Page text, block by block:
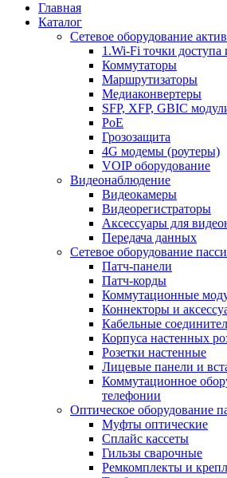
Главная
Каталог
Сетевое оборудование
1.Wi-Fi точки доступа
Коммутаторы
Маршрутизаторы
Медиаконвертеры
SFP, XFP, GBIC
PoE
Грозозащита
4G модемы (роутеры)
VOIP оборудование
Видеонаблюдение
Видеокамеры
Видеорегистраторы
Аксессуары для
Передача данных
Сетевое оборудование
Патч-панели
Патч-корды
Коммутационные
Коннекторы и
Кабельные
Корпуса настенных
Розетки настенные
Лицевые панели и
Коммутационное
телефонии
Оптическое оборудование
Муфты оптические
Сплайс кассеты
Гильзы сварочные
Ремкомплекты и